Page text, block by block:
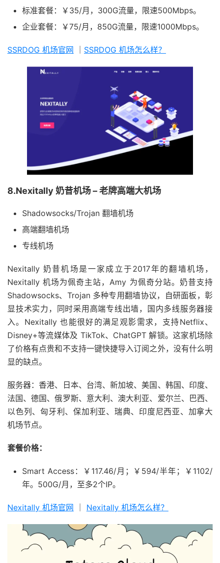
标准套餐：￥35/月，300G流量，限速500Mbps。
企业套餐：￥75/月，850G流量，限速1000Mbps。
SSRDOG 机场官网 SSRDOG 机场怎么样？
8.Nexitally 奶昔机场 – 老牌高端大机场
Shadowsocks/Trojan 翻墙机场
高端翻墙机场
专线机场
Nexitally 奶昔机场是一家成立于2017年的翻墙机场，
Nexitally 机场为佩奇主站，Amy 为佩奇分站。奶昔支持
Shadowsocks、Trojan 多种专用翻墙协议，自研面板，彰
显技术实力，同时采用高端专线出墙，国内多线服务器接
入。Nexitally 也能很好的满足观影需求，支持Netflix、
Disney+等流媒体及 TikTok、ChatGPT 解锁。这家机场除
了价格有点贵和不支持一键快捷导入订阅之外，没有什么明
显的缺点。
服务器：香港、日本、台湾、新加坡、美国、韩国、印度、
法国、德国、俄罗斯、意大利、澳大利亚、爱尔兰、巴西、
以色列、匈牙利、保加利亚、瑞典、印度尼西亚、加拿大
机场节点。
套餐价格：
Smart Access：￥117.46/月；￥594/半年；￥1102/
年。500G/月，至多2个IP。
Nexitally 机场官网 Nexitally 机场怎么样？